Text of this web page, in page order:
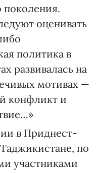
поколения.
оценивать
политика в
развивалась на
мотивах —
конфликт и
в Приднест­
по
участ­никами